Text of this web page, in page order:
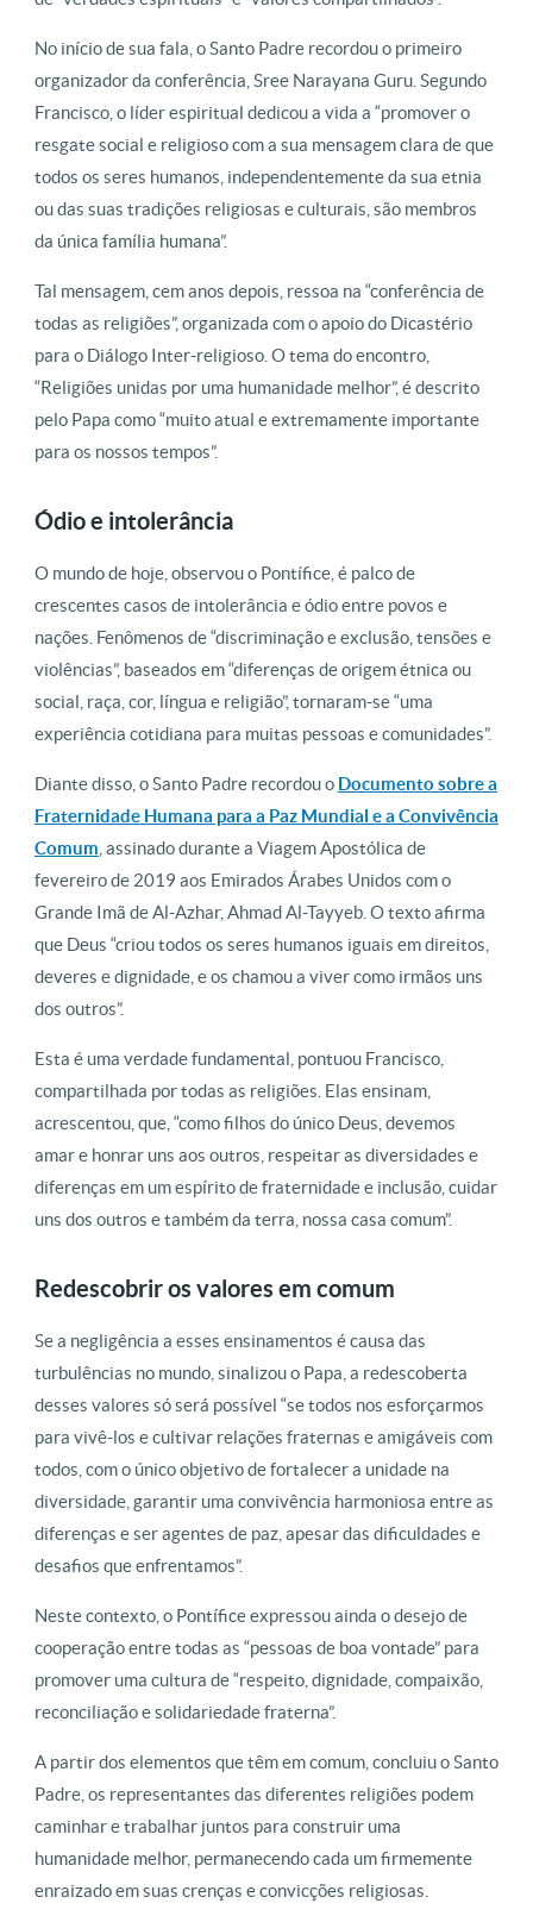
No início de sua fala, o Santo Padre recordou o primeiro
organizador da conferência, Sree Narayana Guru. Segundo
Francisco, o líder espiritual dedicou a vida a “promover o
resgate social e religioso com a sua mensagem clara de que
todos os seres humanos, independentemente da sua etnia
ou das suas tradições religiosas e culturais, são membros
da única família humana”.
Tal mensagem, cem anos depois, ressoa na “conferência de
todas as religiões”, organizada com o apoio do Dicastério
para o Diálogo Inter-religioso. O tema do encontro,
“Religiões unidas por uma humanidade melhor”, é descrito
pelo Papa como “muito atual e extremamente importante
para os nossos tempos”.
Ódio e intolerância
O mundo de hoje, observou o Pontífice, é palco de
crescentes casos de intolerância e ódio entre povos e
nações. Fenômenos de “discriminação e exclusão, tensões e
violências”, baseados em “diferenças de origem étnica ou
social, raça, cor, língua e religião”, tornaram-se “uma
experiência cotidiana para muitas pessoas e comunidades”.
Diante disso, o Santo Padre recordou o Documento sobre a
Fraternidade Humana para a Paz Mundial e a Convivência
Comum , assinado durante a Viagem Apostólica de
fevereiro de 2019 aos Emirados Árabes Unidos com o
Grande Imã de Al-Azhar, Ahmad Al-Tayyeb. O texto afirma
que Deus “criou todos os seres humanos iguais em direitos,
deveres e dignidade, e os chamou a viver como irmãos uns
dos outros”.
Esta é uma verdade fundamental, pontuou Francisco,
compartilhada por todas as religiões. Elas ensinam,
acrescentou, que, “como filhos do único Deus, devemos
amar e honrar uns aos outros, respeitar as diversidades e
diferenças em um espírito de fraternidade e inclusão, cuidar
uns dos outros e também da terra, nossa casa comum”.
Redescobrir os valores em comum
Se a negligência a esses ensinamentos é causa das
turbulências no mundo, sinalizou o Papa, a redescoberta
desses valores só será possível “se todos nos esforçarmos
para vivê-los e cultivar relações fraternas e amigáveis com
todos, com o único objetivo de fortalecer a unidade na
diversidade, garantir uma convivência harmoniosa entre as
diferenças e ser agentes de paz, apesar das dificuldades e
desafios que enfrentamos”.
Neste contexto, o Pontífice expressou ainda o desejo de
cooperação entre todas as “pessoas de boa vontade” para
promover uma cultura de “respeito, dignidade, compaixão,
reconciliação e solidariedade fraterna”.
A partir dos elementos que têm em comum, concluiu o Santo
Padre, os representantes das diferentes religiões podem
caminhar e trabalhar juntos para construir uma
humanidade melhor, permanecendo cada um firmemente
enraizado em suas crenças e convicções religiosas.